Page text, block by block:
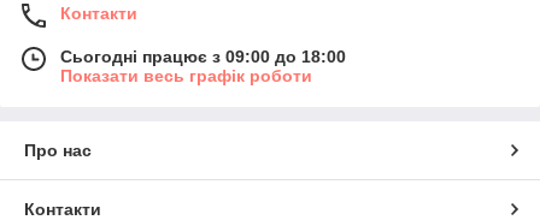
Контакти
Сьогодні працює з 09:00 до 18:00
Показати весь графік роботи
Про нас
Контакти